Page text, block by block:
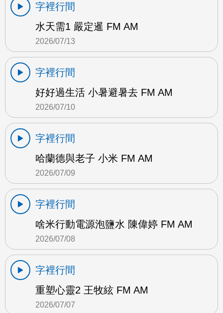
字裡行間
水天需1 嚴定暹 FM AM
2026/07/13
字裡行間
好好過生活 小暑避暑去 FM AM
2026/07/10
字裡行間
哈蘭德與老子 小米 FM AM
2026/07/09
字裡行間
啥米行動電源泡鹽水 陳偉婷 FM AM
2026/07/08
字裡行間
重塑心靈2 王牧絃 FM AM
2026/07/07